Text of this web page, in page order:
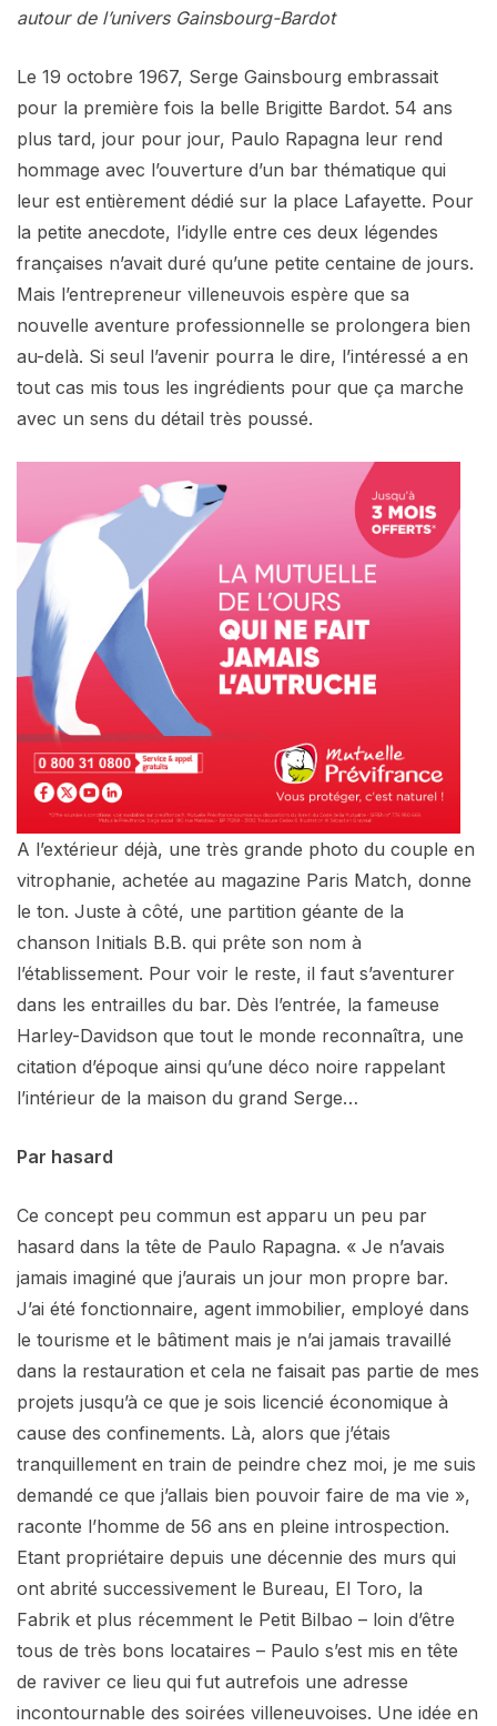
autour de l’univers Gainsbourg-Bardot
Le 19 octobre 1967, Serge Gainsbourg embrassait
pour la première fois la belle Brigitte Bardot. 54 ans
plus tard, jour pour jour, Paulo Rapagna leur rend
hommage avec l’ouverture d’un bar thématique qui
leur est entièrement dédié sur la place Lafayette. Pour
la petite anecdote, l’idylle entre ces deux légendes
françaises n’avait duré qu’une petite centaine de jours.
Mais l’entrepreneur villeneuvois espère que sa
nouvelle aventure professionnelle se prolongera bien
au-delà. Si seul l’avenir pourra le dire, l’intéressé a en
tout cas mis tous les ingrédients pour que ça marche
avec un sens du détail très poussé.
A l’extérieur déjà, une très grande photo du couple en
vitrophanie, achetée au magazine Paris Match, donne
le ton. Juste à côté, une partition géante de la
chanson Initials B.B. qui prête son nom à
l’établissement. Pour voir le reste, il faut s’aventurer
dans les entrailles du bar. Dès l’entrée, la fameuse
Harley-Davidson que tout le monde reconnaîtra, une
citation d’époque ainsi qu’une déco noire rappelant
l’intérieur de la maison du grand Serge…
Par hasard
Ce concept peu commun est apparu un peu par
hasard dans la tête de Paulo Rapagna. « Je n’avais
jamais imaginé que j’aurais un jour mon propre bar.
J’ai été fonctionnaire, agent immobilier, employé dans
le tourisme et le bâtiment mais je n’ai jamais travaillé
dans la restauration et cela ne faisait pas partie de mes
projets jusqu’à ce que je sois licencié économique à
cause des confinements. Là, alors que j’étais
tranquillement en train de peindre chez moi, je me suis
demandé ce que j’allais bien pouvoir faire de ma vie »,
raconte l’homme de 56 ans en pleine introspection.
Etant propriétaire depuis une décennie des murs qui
ont abrité successivement le Bureau, El Toro, la
Fabrik et plus récemment le Petit Bilbao – loin d’être
tous de très bons locataires – Paulo s’est mis en tête
de raviver ce lieu qui fut autrefois une adresse
incontournable des soirées villeneuvoises. Une idée en